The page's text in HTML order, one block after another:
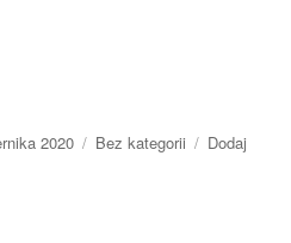
2020 Kategorie
Bez kategorii
Dodaj